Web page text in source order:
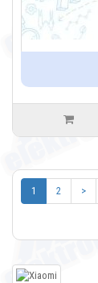
1 2 >